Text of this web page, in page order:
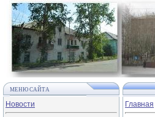
МЕНЮ САЙТА
Новости
Главная